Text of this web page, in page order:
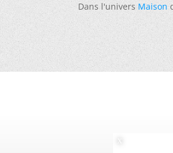
Dans l'universMaison